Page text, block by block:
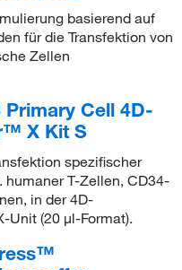
basierend auf
für die Transfektion von
Zellen
Cell 4D-
X Kit S
spezifischer
humaner T-Zellen, CD34-
in der 4D-
Unit (20 μl-Format).